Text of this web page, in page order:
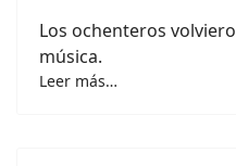
Los ochenteros
música.
Leer más…